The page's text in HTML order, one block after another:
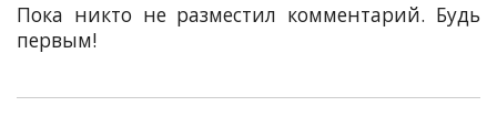
Пока никто не разместил комментарий. Будь
первым!